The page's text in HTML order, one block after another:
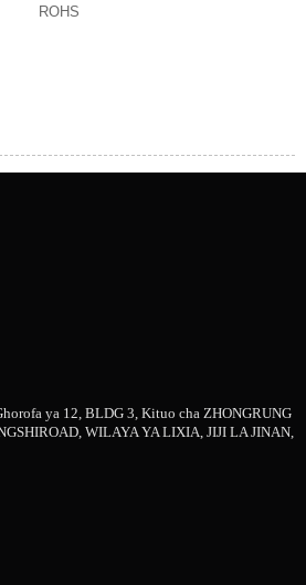
ROHS
ya 12, BLDG 3, Kituo cha ZHONGRUNG
WILAYA YA LIXIA, JIJI LA JINAN,